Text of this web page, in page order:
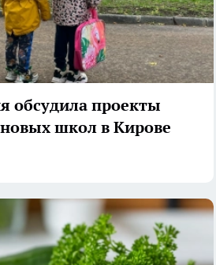
обсудила проекты
новых школ в Кирове